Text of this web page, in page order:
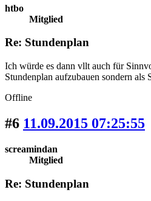
htbo
Mitglied
Re: Stundenplan
Ich würde es dann vllt auch für
Stundenplan aufzubauen sondern als
Offline
#6 11.09.2015 07:25:55
screamindan
Mitglied
Re: Stundenplan